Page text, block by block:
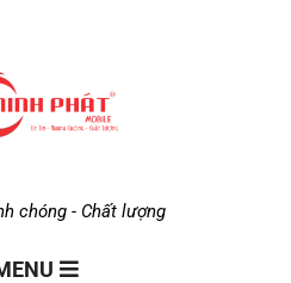
chóng - Chất lượng